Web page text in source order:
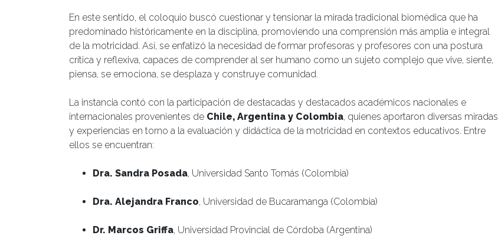
En este sentido, el coloquio buscó cuestionar y tensionar la mirada tradicional biomédica que ha
predominado históricamente en la disciplina, promoviendo una comprensión más amplia e integral
de la motricidad. Así, se enfatizó la necesidad de formar profesoras y profesores con una postura
crítica y reflexiva, capaces de comprender al ser humano como un sujeto complejo que vive, siente,
piensa, se emociona, se desplaza y construye comunidad.
La instancia contó con la participación de destacadas y destacados académicos nacionales e
internacionales provenientes de Chile, Argentina y Colombia, quienes aportaron diversas miradas
y experiencias en torno a la evaluación y didáctica de la motricidad en contextos educativos. Entre
ellos se encuentran:
Dra. Sandra Posada, Universidad Santo Tomás (Colombia)
Dra. Alejandra Franco, Universidad de Bucaramanga (Colombia)
Dr. Marcos Griffa, Universidad Provincial de Córdoba (Argentina)